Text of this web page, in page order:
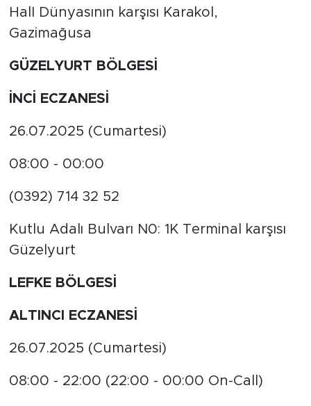
HalI Dünyasının karşısı Karakol,
Gazimağusa
GÜZELYURT BÖLGESİ
İNCİ ECZANESİ
26.07.2025 (Cumartesi)
08:00 - 00:00
(0392) 714 32 52
Kutlu Adalı Bulvarı N0: 1K Terminal karşısı
Güzelyurt
LEFKE BÖLGESİ
ALTINCI ECZANESİ
26.07.2025 (Cumartesi)
08:00 - 22:00 (22:00 - 00:00 On-Call)